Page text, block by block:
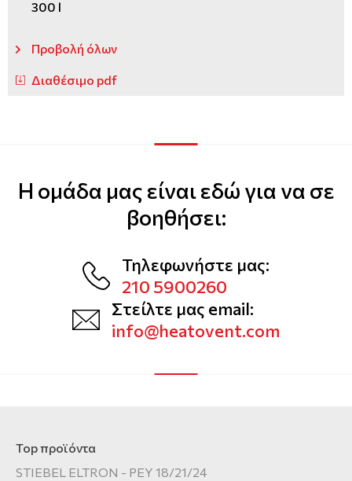
300 l
Προβολή όλων
Διαθέσιμο pdf
Η ομάδα μας είναι εδώ για να σε
βοηθήσει:
Τηλεφωνήστε μας:
210 5900260
Στείλτε μας email:
info@heatovent.com
Top προϊόντα
STIEBEL ELTRON - PEY 18/21/24